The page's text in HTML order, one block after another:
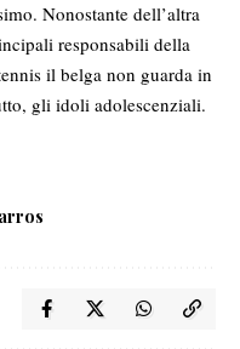
Nonostante dell’altra
responsabili della
il belga non guarda in
gli idoli adolescenziali.